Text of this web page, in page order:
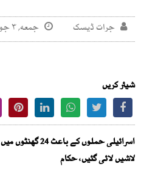
جرات ڈیسک جمعه, ۳ جولائی ۲۰۲۶
شیئر کریں
اسرائیلی حملوں
لاشیں لائی گئیں، حکام